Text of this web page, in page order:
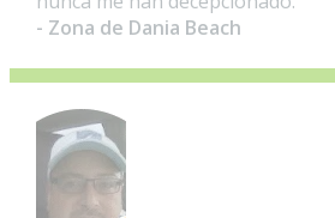
- Zona de Dania Beach